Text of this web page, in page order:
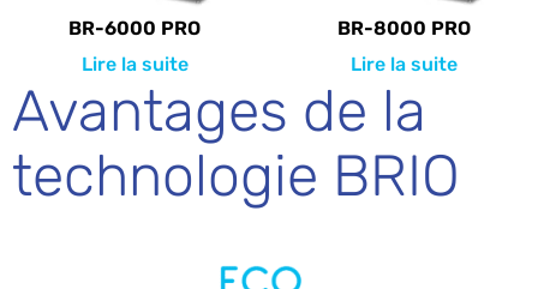
BR-6000 PRO
Lire la suite
BR-8000 PRO
Lire la suite
Avantages de la
technologie BRIO